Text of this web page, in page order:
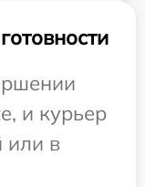
и курьер
или в